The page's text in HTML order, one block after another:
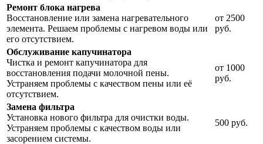
Ремонт блока нагрева
Восстановление или замена нагревательного
элемента. Решаем проблемы с нагревом воды или
его отсутствием.
от 2500
руб.
Обслуживание капучинатора
Чистка и ремонт капучинатора для
восстановления подачи молочной пены.
Устраняем проблемы с качеством пены или её
отсутствием.
от 1000
руб.
Замена фильтра
Установка нового фильтра для очистки воды.
Устраняем проблемы с качеством воды или
засорением системы.
500 руб.